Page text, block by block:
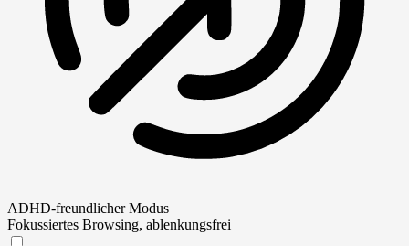
ADHD-freundlicher Modus
Fokussiertes Browsing, ablenkungsfrei